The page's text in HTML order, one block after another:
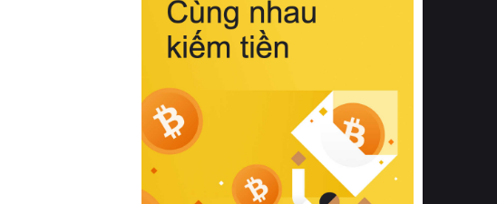
Bên cạnh đó, việc lựa chọn các dòng
sản phẩm đạt chuẩn chất lượng quốc
tế còn giúp ngăn ngừa tình trạng kích
khuẩn và nấm mốc trong điều kiện
thời tiết nóng ẩm. Bạn có thể tìm hiểu
thêm các nghiên cứu khoa học về tác
động của giấc ngủ và môi trường
phòng ngủ đối với sức khỏe con
người tại Sleep Foundation (External
Link) để có cái nhìn toàn diện hơn.